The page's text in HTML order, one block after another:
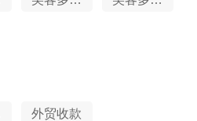
外贸收款